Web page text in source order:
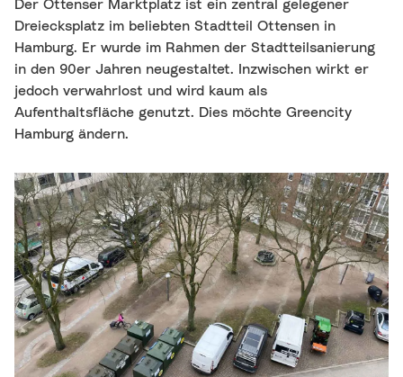
Dreiecksplatz im beliebten Stadtteil Ottensen in
Hamburg. Er wurde im Rahmen der Stadtteilsanierung
in den 90er Jahren neugestaltet. Inzwischen wirkt er
jedoch verwahrlost und wird kaum als
Aufenthaltsfläche genutzt. Dies möchte Greencity
Hamburg ändern.